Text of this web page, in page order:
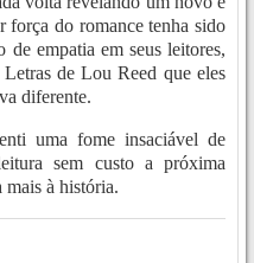
força do romance tenha sido
de empatia em seus leitores,
de Lou Reed que eles
diferente.
uma fome insaciável de
sem custo a próxima
mais à história.